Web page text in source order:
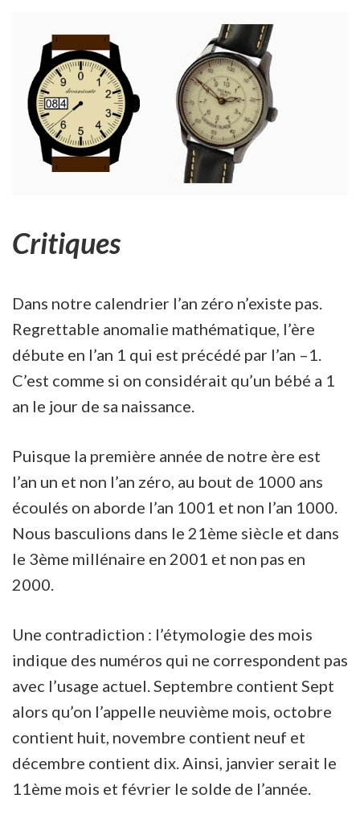
Critiques
Dans notre calendrier l’an zéro n’existe pas.
Regrettable anomalie mathématique, l’ère
débute en l’an 1 qui est précédé par l’an –1.
C’est comme si on considérait qu’un bébé a 1
an le jour de sa naissance.
Puisque la première année de notre ère est
l’an un et non l’an zéro, au bout de 1000 ans
écoulés on aborde l’an 1001 et non l’an 1000.
Nous basculions dans le 21ème siècle et dans
le 3ème millénaire en 2001 et non pas en
2000.
Une contradiction : l’étymologie des mois
indique des numéros qui ne correspondent pas
avec l’usage actuel. Septembre contient Sept
alors qu’on l’appelle neuvième mois, octobre
contient huit, novembre contient neuf et
décembre contient dix. Ainsi, janvier serait le
11ème mois et février le solde de l’année.